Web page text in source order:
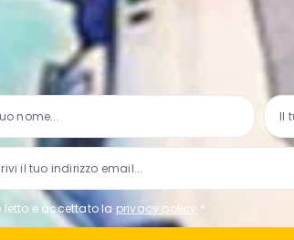
letto e accettato la privacy policy *